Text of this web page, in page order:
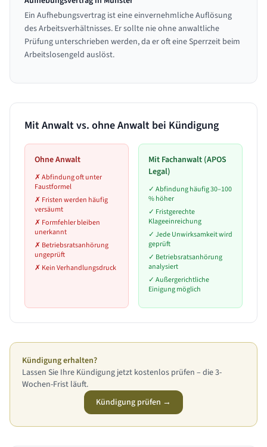
Ein Aufhebungsvertrag ist eine einvernehmliche Auflösung
des Arbeitsverhältnisses. Er sollte nie ohne anwaltliche
Prüfung unterschrieben werden, da er oft eine Sperrzeit beim
Arbeitslosengeld auslöst.
Mit Anwalt vs. ohne Anwalt bei Kündigung
Ohne Anwalt
✗Abfindung oft unter
Faustformel
✗ Fristen werden häufig
versäumt
✗ Formfehler bleiben
unerkannt
✗ Betriebsratsanhörung
ungeprüft
✗ Kein Verhandlungsdruck
Mit Fachanwalt (APOS
Legal)
✓ Abfindung häufig 30–100
% höher
✓ Fristgerechte
Klageeinreichung
✓ Jede Unwirksamkeit wird
geprüft
✓ Betriebsratsanhörung
analysiert
✓ Außergerichtliche
Einigung möglich
Kündigung erhalten?
Lassen Sie Ihre Kündigung jetzt kostenlos prüfen – die 3-
Wochen-Frist läuft.
Kündigung prüfen →